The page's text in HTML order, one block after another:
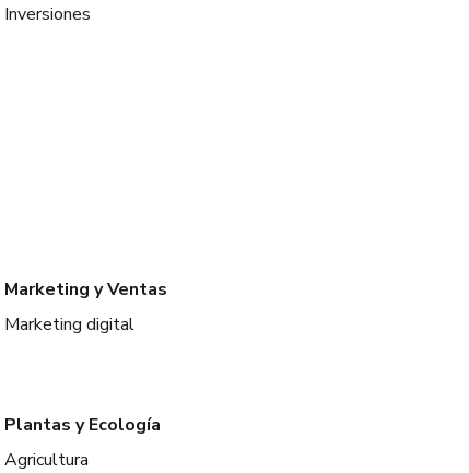
Inversiones
Marketing y Ventas
Marketing digital
Plantas y Ecología
Agricultura